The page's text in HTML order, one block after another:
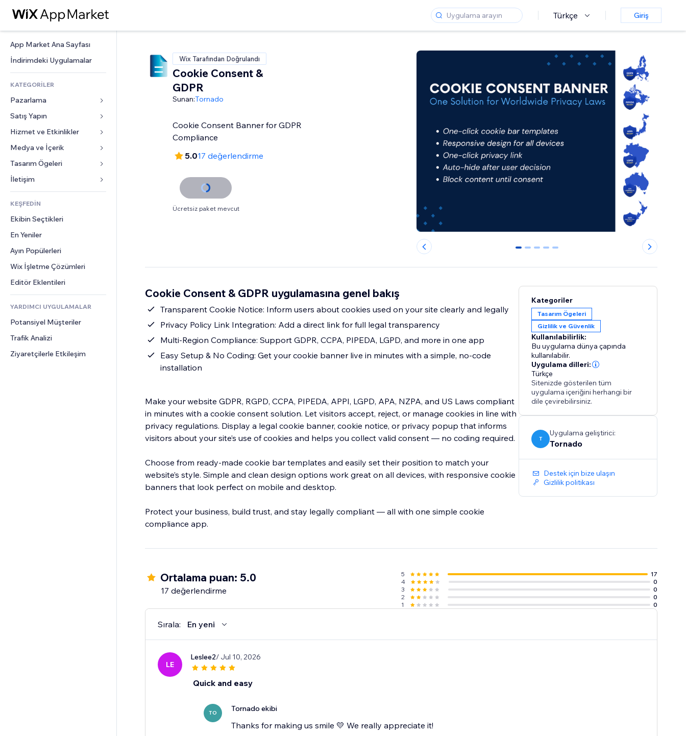
Türkçe Giriş
App Market Ana Sayfası
İndirimdeki Uygulamalar
KATEGORİLER
Pazarlama
Reklamlar
Mobil
Site Analizleri
Sosyal Ağ
Site Listeleri
E-posta
Satış Yapın
Mağazalar için uygulamalar
Gönderim ve Teslimat
Satış Düğmeleri
Muhasebe
Kuponlar ve Müşteri Sadakati
Depolama Çözümleri
Hizmet ve Etkinlikler
Oteller
Etkinlikler
Restoranlar
Emlak
Randevular
Medya ve İçerik
Galeri
Müzik
Podcast
Fotoğrafçılık
Video
PDF
Dosya Paylaşımı
Haberler
Tasarım Ögeleri
Haritalar ve Navigasyon
Gizlilik ve Güvenlik
Saat
Sayfa Şablonları
Görüntü Efektleri
Düğmeler ve Menüler
Afişler ve Rozetler
Hesap Makineleri
Arama
Hava Durumu
Grafik ve Tablolar
Formlar
Blog
Anketler
Sohbet
Yorumlar
Telefon
Topluluk
Değerlendirmeler ve Müşteri
KEŞFEDİN
Ekibin Seçtikleri
En Yeniler
Ayın Popülerleri
Wix İşletme Çözümleri
Editör Eklentileri
YARDIMCI UYGULAMALAR
Potansiyel Müşteriler
Trafik Analizi
Ziyaretçilerle Etkileşim
Wix Tarafından Doğrulandı
Cookie Consent &
GDPR
Sunan:Tornado
Cookie Consent Banner for GDPR
Compliance
5.017 değerlendirme
Ücretsiz paket mevcut
0 1 2 3 4
Cookie Consent & GDPR uygulamasına genel bakış
Transparent Cookie Notice: Inform users about cookies used on your site clearly and legally
Privacy Policy Link Integration: Add a direct link for full legal transparency
Multi-Region Compliance: Support GDPR, CCPA, PIPEDA, LGPD, and more in one app
Easy Setup & No Coding: Get your cookie banner live in minutes with a simple, no-code
installation
Make your website GDPR, RGPD, CCPA, PIPEDA, APPI, LGPD, APA, NZPA, and US Laws compliant
in minutes with a cookie consent solution. Let visitors accept, reject, or manage cookies in line with
privacy regulations. Display a legal cookie banner, cookie notice, or privacy popup that informs
visitors about your site’s use of cookies and helps you collect valid consent — no coding required.
Choose from ready-made cookie bar templates and easily set their position to match your
website’s style. Simple and clean design options work great on all devices, with responsive cookie
banners that look perfect on mobile and desktop.
Protect your business, build trust, and stay legally compliant — all with one simple cookie
compliance app.
Kategoriler
Tasarım Ögeleri
Gizlilik ve Güvenlik
Kullanılabilirlik:
Bu uygulama dünya çapında
kullanılabilir.
Uygulama dilleri:
Türkçe
Sitenizde gösterilen tüm
uygulama içeriğini herhangi bir
dile çevirebilirsiniz.
T
Uygulama geliştirici:
Tornado
Destek için bize ulaşın
Gizlilik politikası
Ortalama puan: 5.0
17 değerlendirme
5
17
4
0
3
0
2
0
1
0
Sırala: En yeni
LE
Leslee2/ Jul 10, 2026
Quick and easy
TO Tornado ekibi
Thanks for making us smile 💛 We really appreciate it!